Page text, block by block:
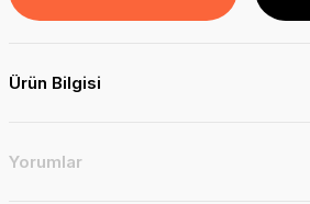
Ürün Bilgisi
Yorumlar